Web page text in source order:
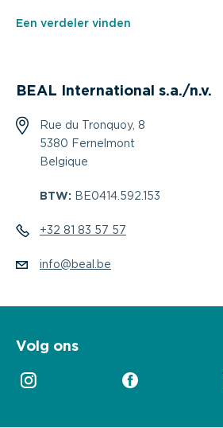
Een verdeler vinden
BEAL International s.a./n.v.
Rue du Tronquoy, 8
5380 Fernelmont
Belgique
BTW: BE0414.592.153
+32 81 83 57 57
info@beal.be
Volg ons